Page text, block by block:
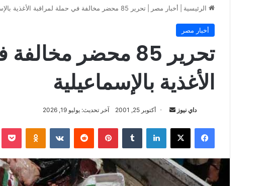
الرئيسية أخبار مصر تحرير 85 محضر مخالفة في حملة لمراقبة الأغذية بالإسماعيلية
أخبار مصر
تحرير 85 محضر
الأغذية بالإسماعيلية
داي نيوز
أرسل
إلكترونيا
أكتوبر 25, 2001 آخر تحديث: يوليو 19, 2026
فيسبوك ‫X لينكدإن بينتيريست